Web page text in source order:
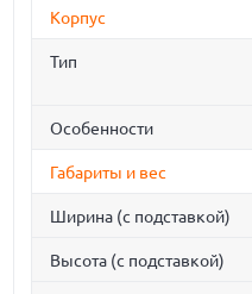
Корпус
Тип
Особенности
Габариты и вес
Ширина (с подставкой)
Высота (с подставкой)